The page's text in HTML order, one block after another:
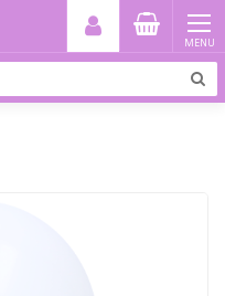
MENU